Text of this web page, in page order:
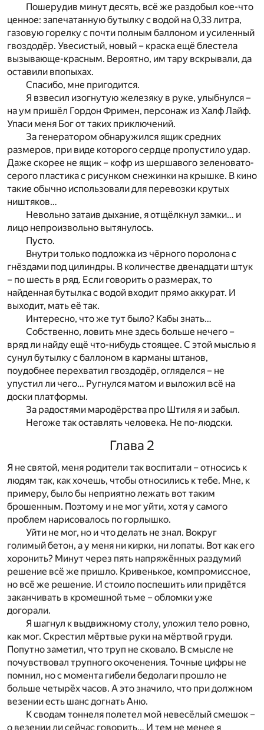
Пошерудив минут десять, всё же раздобыл кое-что
ценное: запечатанную бутылку с водой на 0,33 литра,
газовую горелку с почти полным баллоном и усиленный
гвоздодёр. Увесистый, новый – краска ещё блестела
вызывающе-красным. Вероятно, им тару вскрывали, да
оставили впопыхах.
Спасибо, мне пригодится.
Я взвесил изогнутую железяку в руке, улыбнулся –
на ум пришёл Гордон Фримен, персонаж из Халф Лайф.
Упаси меня Бог от таких приключений.
За генератором обнаружился ящик средних
размеров, при виде которого сердце пропустило удар.
Даже скорее не ящик – кофр из шершавого зеленовато-
серого пластика с рисунком снежинки на крышке. В кино
такие обычно использовали для перевозки крутых
ништяков…
Невольно затаив дыхание, я отщёлкнул замки… и
лицо непроизвольно вытянулось.
Пусто.
Внутри только подложка из чёрного поролона с
гнёздами под цилиндры. В количестве двенадцати штук
– по шесть в ряд. Если говорить о размерах, то
найденная бутылка с водой входит прямо аккурат. И
выходит, мать её так.
Интересно, что же тут было? Кабы знать…
Собственно, ловить мне здесь больше нечего –
вряд ли найду ещё что-нибудь стоящее. С этой мыслью я
сунул бутылку с баллоном в карманы штанов,
поудобнее перехватил гвоздодёр, огляделся – не
упустил ли чего… Ругнулся матом и выложил всё на
доски платформы.
За радостями мародёрства про Штиля я и забыл.
Негоже так оставлять человека. Не по-людски.
Глава 2
Я не святой, меня родители так воспитали – относись к
людям так, как хочешь, чтобы относились к тебе. Мне, к
примеру, было бы неприятно лежать вот таким
брошенным. Поэтому и не мог уйти, хотя у самого
проблем нарисовалось по горлышко.
Уйти не мог, но и что делать не знал. Вокруг
голимый бетон, а у меня ни кирки, ни лопаты. Вот как его
хоронить? Минут через пять напряжённых раздумий
решение всё же пришло. Кривенькое, компромиссное,
но всё же решение. И стоило поспешить или придётся
заканчивать в кромешной тьме – обломки уже
догорали.
Я шагнул к выдвижному столу, уложил тело ровно,
как мог. Скрестил мёртвые руки на мёртвой груди.
Попутно заметил, что труп не сковало. В смысле не
почувствовал трупного окоченения. Точные цифры не
помнил, но с момента гибели бедолаги прошло не
больше четырёх часов. А это значило, что при должном
везении есть шанс догнать Аню.
К сводам тоннеля полетел мой невесёлый смешок –
о везении ли сейчас говорить… И тем не менее я